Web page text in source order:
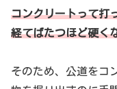
コンクリートって打
経てばたつほど硬く
そのため、公道をコ